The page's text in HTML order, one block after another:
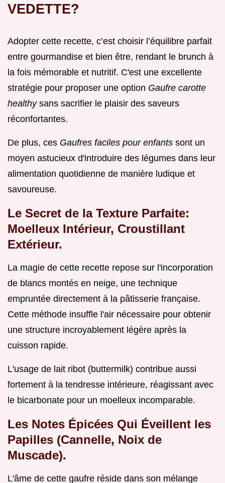
VEDETTE?
Adopter cette recette, c’est choisir l’équilibre parfait
entre gourmandise et bien être, rendant le brunch à
la fois mémorable et nutritif. C'est une excellente
stratégie pour proposer une option Gaufre carotte
healthy sans sacrifier le plaisir des saveurs
réconfortantes.
De plus, ces Gaufres faciles pour enfants sont un
moyen astucieux d'introduire des légumes dans leur
alimentation quotidienne de manière ludique et
savoureuse.
Le Secret de la Texture Parfaite:
Moelleux Intérieur, Croustillant
Extérieur.
La magie de cette recette repose sur l'incorporation
de blancs montés en neige, une technique
empruntée directement à la pâtisserie française.
Cette méthode insuffle l'air nécessaire pour obtenir
une structure incroyablement légère après la
cuisson rapide.
L'usage de lait ribot (buttermilk) contribue aussi
fortement à la tendresse intérieure, réagissant avec
le bicarbonate pour un moelleux incomparable.
Les Notes Épicées Qui Éveillent les
Papilles (Cannelle, Noix de
Muscade).
L'âme de cette gaufre réside dans son mélange